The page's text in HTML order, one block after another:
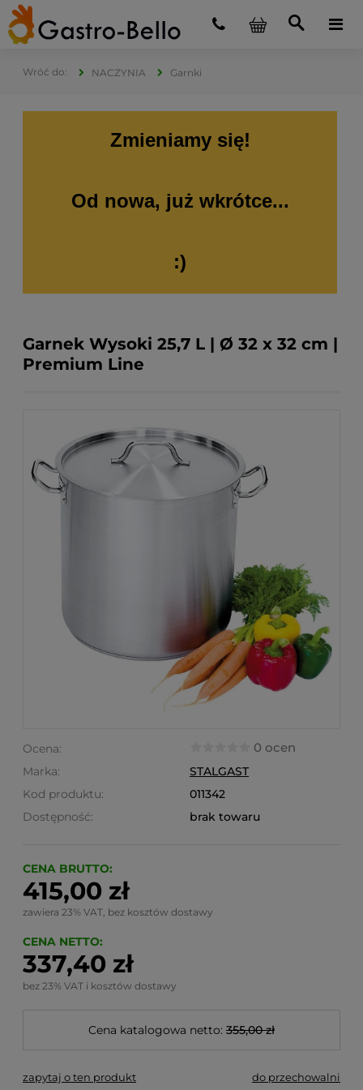
NACZYNIA Garnki
Zmieniamy się!
Od nowa, już wkrótce...
:)
Garnek Wysoki 25,7 L | Ø 32 x 32 cm |
Premium Line
Ocena: 0 ocen
Marka:
STALGAST
Kod produktu:
011342
Dostępność:
brak towaru
CENA BRUTTO:
415,00 zł
zawiera 23% VAT, bez kosztów dostawy
CENA NETTO:
337,40 zł
bez 23% VAT i kosztów dostawy
Cena katalogowa netto: 355,00 zł
zapytaj o ten produkt do przechowalni